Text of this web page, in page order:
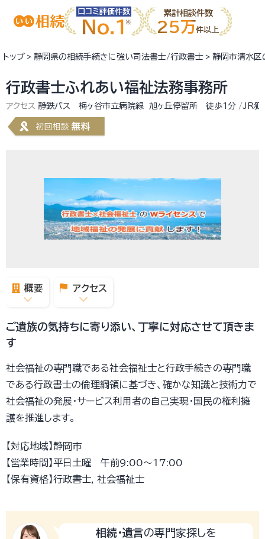
口コミ評価件数
No.1
累計相談件数
25万件以上
トップ 静岡県の相続手続きに強い司法書士/行政書士 静岡市清水区
行政書士ふれあい福祉法務事務所
アクセス 静鉄バス 梅ヶ谷市立病院線 旭ヶ丘停留所 徒歩1分 JR狐
概要 アクセス
ご遺族の気持ちに寄り添い、丁寧に対応させて頂きま
す
社会福祉の専門職である社会福祉士と行政手続きの専門職
である行政書士の倫理綱領に基づき、確かな知識と技術力で
社会福祉の発展・サービス利用者の自己実現・国民の権利擁
護を推進します。
【対応地域】静岡市
【営業時間】平日土曜 午前9:00～17:00
【保有資格】行政書士, 社会福祉士
相続・遺言の専門家探しを